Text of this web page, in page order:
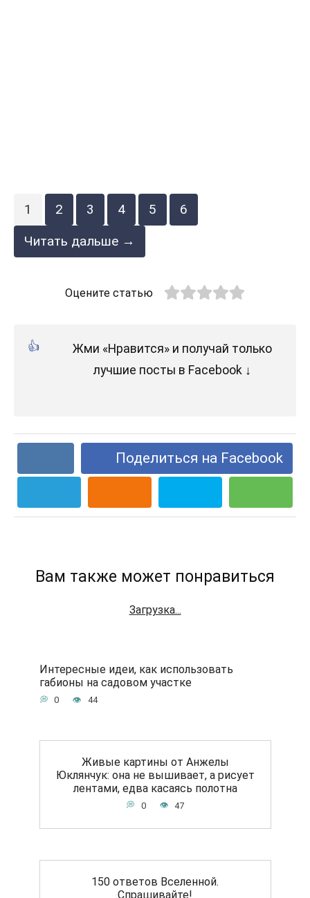
1 2 3 4 5
6
Читать дальше →
Оцените статью
Жми «Нравится» и получай только
лучшие посты в Facebook ↓
Поделиться на Facebook
Вам также может понравиться
Загрузка...
Интересные идеи, как использовать
габионы на садовом участке
0 44
Живые картины от Анжелы
Юклянчук: она не вышивает, а рисует
лентами, едва касаясь полотна
0 47
150 ответов Вселенной.
Спрашивайте!